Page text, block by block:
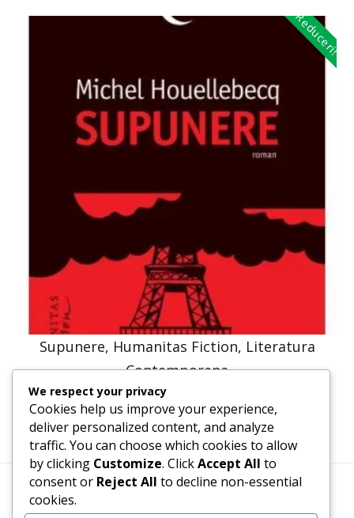
Reduceri!
Supunere, Humanitas Fiction, Literatura
Contemporana
47,57lei
Termeni, Condiții & Protecția Datelor (GDPR)
We respect your privacy
Cookies help us improve your experience,
deliver personalized content, and analyze
traffic. You can choose which cookies to allow
by clicking Customize. ClickAccept All to
consent or Reject All to decline non-essential
cookies.